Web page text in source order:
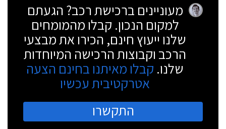
מעוניינים ברכישת רכב? הגעתם
למקום הנכון. קבלו מהמומחים
שלנו ייעוץ חינם, הכירו את מבצעי
הרכב וקבוצות הרכישה המיוחדות
שלנו. קבלו מאיתנו בחינם הצעה
אטרקטיבית עכשיו
התקשרו